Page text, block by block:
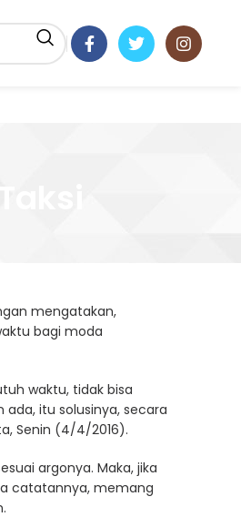
mengatakan,
bagi moda
waktu, tidak bisa
ada, itu solusinya, secara
Senin (4/4/2016).
argonya. Maka, jika
catatannya, memang